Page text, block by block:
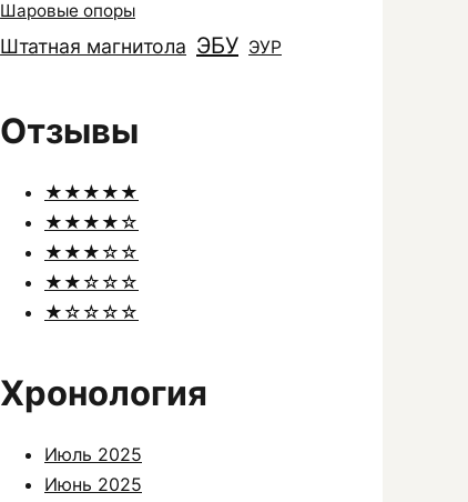
Шаровые опоры
Штатная магнитола ЭБУ ЭУР
Отзывы
★★★★★
★★★★☆
★★★☆☆
★★☆☆☆
★☆☆☆☆
Хронология
Июль 2025
Июнь 2025